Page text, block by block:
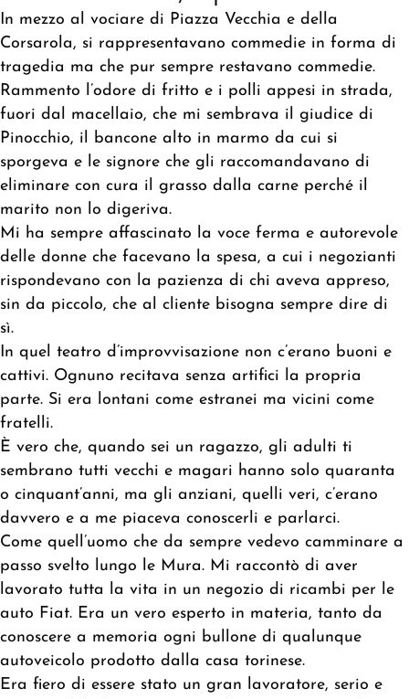
In mezzo al vociare di Piazza Vecchia e della
Corsarola, si rappresentavano commedie in forma di
tragedia ma che pur sempre restavano commedie.
Rammento l’odore di fritto e i polli appesi in strada,
fuori dal macellaio, che mi sembrava il giudice di
Pinocchio, il bancone alto in marmo da cui si
sporgeva e le signore che gli raccomandavano di
eliminare con cura il grasso dalla carne perché il
marito non lo digeriva.
Mi ha sempre affascinato la voce ferma e autorevole
delle donne che facevano la spesa, a cui i negozianti
rispondevano con la pazienza di chi aveva appreso,
sin da piccolo, che al cliente bisogna sempre dire di
sì.
In quel teatro d’improvvisazione non c’erano buoni e
cattivi. Ognuno recitava senza artifici la propria
parte. Si era lontani come estranei ma vicini come
fratelli.
È vero che, quando sei un ragazzo, gli adulti ti
sembrano tutti vecchi e magari hanno solo quaranta
o cinquant’anni, ma gli anziani, quelli veri, c’erano
davvero e a me piaceva conoscerli e parlarci.
Come quell’uomo che da sempre vedevo camminare a
passo svelto lungo le Mura. Mi raccontò di aver
lavorato tutta la vita in un negozio di ricambi per le
auto Fiat. Era un vero esperto in materia, tanto da
conoscere a memoria ogni bullone di qualunque
autoveicolo prodotto dalla casa torinese.
Era fiero di essere stato un gran lavoratore, serio e